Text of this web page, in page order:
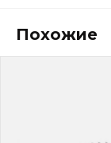
Похожие